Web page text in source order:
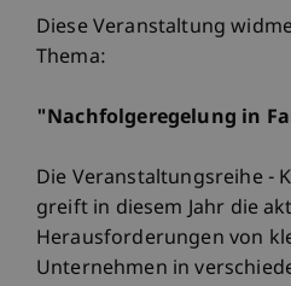
Diese Veranstaltung
Thema:
"Nachfolgeregelung in
Die Veranstaltungsreihe -
greift in diesem Jahr die
Herausforderungen von
Unternehmen in